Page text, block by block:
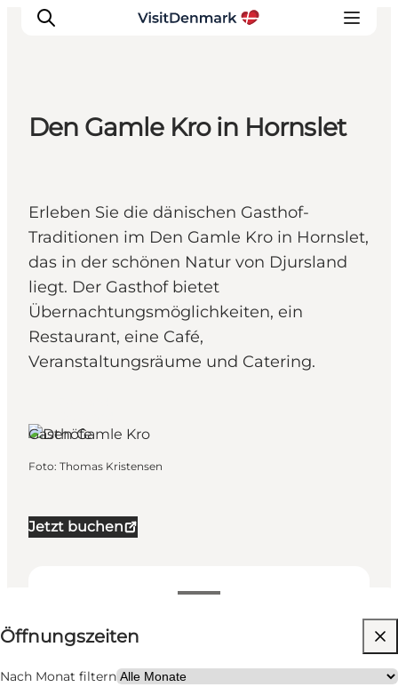
Erlebnisse
Unterkünfte
Reiseplanung
Den Gamle Kro in Hornslet
Erleben Sie die dänischen Gasthof-
Traditionen im Den Gamle Kro in Hornslet,
das in der schönen Natur von Djursland
liegt. Der Gasthof bietet
Übernachtungsmöglichkeiten, ein
Restaurant, eine Café,
Veranstaltungsräume und Catering.
Jetzt buchen
Öffnungszeiten anzeigen
Öffnungszeiten
Nach Monat filtern
Website besuchen
Gasthöfe
Foto: Thomas Kristensen